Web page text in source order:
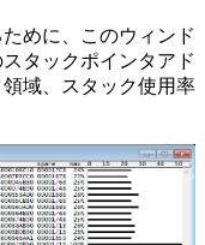
めに、このウィンド
タックポインタアド
域、スタック使用率